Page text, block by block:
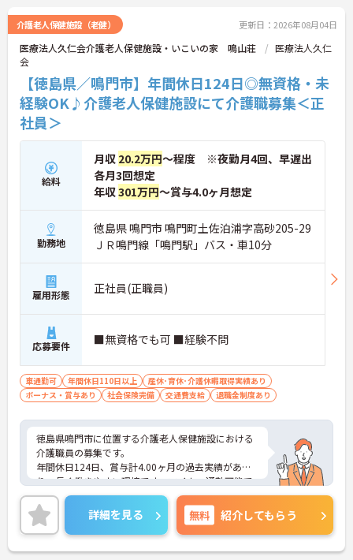
■ 働きやすい休日数が魅力
・年間休日124日
・夏期休暇2日
・年末年始休暇3日
→ プライベートとの両立を目指しやすい環境です♪
■ 安定収入を目指せる待遇
各種手当や賞与実績があります
・皆勤手当あり
→ 安定した収入形成を目指せる環境です♪
■ 通勤しやすい勤務環境
通勤面にも配慮された職場です
・マイカー通勤可
・駐車場あり
→ ご自身に合った通勤方法を選べます♪
介護老人保健施設（老健） 更新日：2026年08月04日
医療法人久仁会介護老人保健施設・いこいの家 鳴山荘
医療法人久仁
会
【徳島県／鳴門市】年間休日124日◎無資格・未
経験OK♪介護老人保健施設にて介護職募集＜正
社員＞
給料
月収 20.2万円～程度 ※夜勤月4回、早遅出
各月3回想定
年収301万円～賞与4.0ヶ月想定
勤務地
徳島県 鳴門市 鳴門町土佐泊浦字高砂205-29
ＪＲ鳴門線「鳴門駅」バス・車10分
雇用形態 正社員(正職員)
応募要件 ■無資格でも可 ■経験不問
車通勤可 年間休日110日以上
産休･育休･介護休暇取得実績あり
ボーナス・賞与あり
社会保険完備 交通費支給 退職金制度あり
徳島県鳴門市に位置する介護老人保健施設における
介護職員の募集です。
年間休日124日、賞与計4.00ヶ月の過去実績があ
り、長く働きやすい環境です。マイカー通勤可能で
駐車場も完備されています。退職金制度もあり、安
定した就業を目指せます。
ご興味のある方には、面接対策ポイントなどさらに
詳細をお話いたしますので、お気軽にご相談くださ
い。
詳細を見る 無料 紹介してもらう